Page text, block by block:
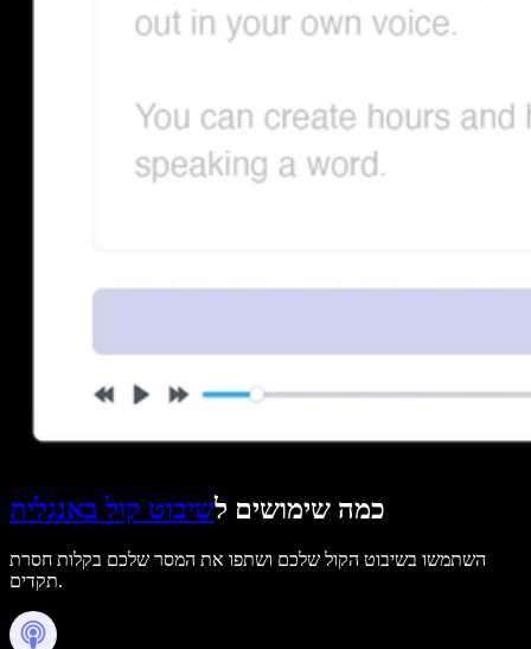
כמה שימושים לשיבוט קול באנגלית
השתמשו בשיבוט הקול שלכם ושתפו את המסר שלכם בקלות חסרת
תקדים.